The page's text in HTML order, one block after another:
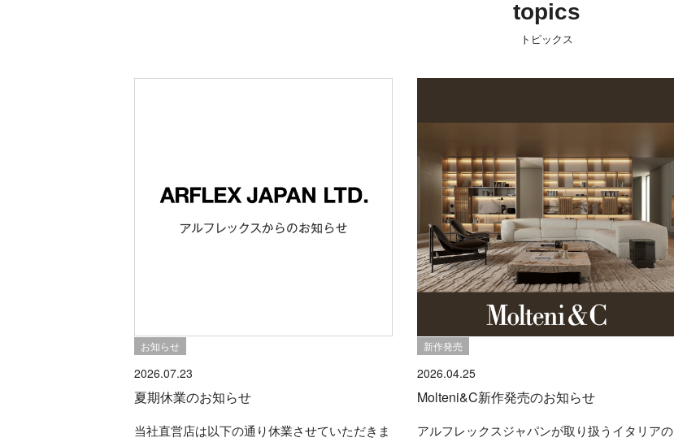
topics
お知らせ
2026.07.23
夏期休業のお知らせ
当社直営店は以下の通り休業させていただきま
新作発売
2026.04.25
Molteni&C新作発売のお知らせ
アルフレックスジャパンが取り扱うイタリアの